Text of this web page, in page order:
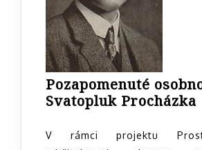
Pozapomenuté
Svatopluk Procházka
V rámci projektu